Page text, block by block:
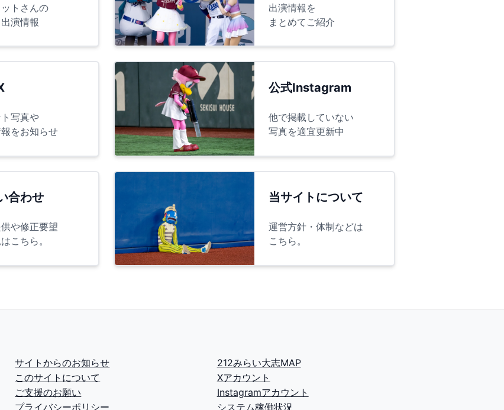
トさんの
演情報
出演情報を
まとめてご紹介
写真や
をお知らせ
公式Instagram
他で掲載していない
写真を適宜更新中
合わせ
や修正要望
こちら。
当サイトについて
運営方針・体制などは
こちら。
サイトからのお知らせ
このサイトについて
ご支援のお願い
プライバシーポリシー
212みらい大志MAP
Xアカウント
Instagramアカウント
システム稼働状況